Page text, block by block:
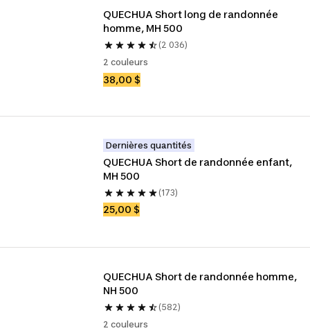
QUECHUA Short long de randonnée
homme, MH 500
(2 036)
2 couleurs
38,00 $
Dernières quantités
QUECHUA Short de randonnée enfant,
MH 500
(173)
25,00 $
QUECHUA Short de randonnée homme,
NH 500
(582)
2 couleurs